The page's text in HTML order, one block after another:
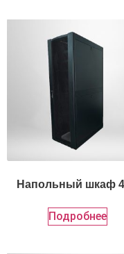
Напольный шкаф
Подробнее